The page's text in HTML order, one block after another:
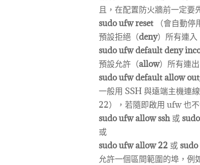
且，在配置防火牆前一定要
sudo ufw reset （會自動停
預設拒絕（deny）所有連入
sudo ufw default deny
預設允許（allow）所有連出
sudo ufw default allow
一般用 SSH 與遠端主機連
22），若隨即啟用 ufw 也
sudo ufw allow ssh或
或
sudo ufw allow 22 或
允許一個區間範圍的埠，